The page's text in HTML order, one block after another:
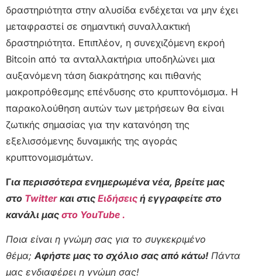
δραστηριότητα στην αλυσίδα ενδέχεται να μην έχει
μεταφραστεί σε σημαντική συναλλακτική
δραστηριότητα. Επιπλέον, η συνεχιζόμενη εκροή
Bitcoin από τα ανταλλακτήρια υποδηλώνει μια
αυξανόμενη τάση διακράτησης και πιθανής
μακροπρόθεσμης επένδυσης στο κρυπτονόμισμα. Η
παρακολούθηση αυτών των μετρήσεων θα είναι
ζωτικής σημασίας για την κατανόηση της
εξελισσόμενης δυναμικής της αγοράς
κρυπτονομισμάτων.
Για περισσότερα ενημερωμένα νέα, βρείτε μας
στο Twitter και στις Ειδήσεις ή εγγραφείτε στο
κανάλι μας στο YouTube .
Ποια είναι η γνώμη σας για το συγκεκριμένο
θέμα;Αφήστε μας το σχόλιο σας από κάτω! Πάντα
μας ενδιαφέρει η γνώμη σας!